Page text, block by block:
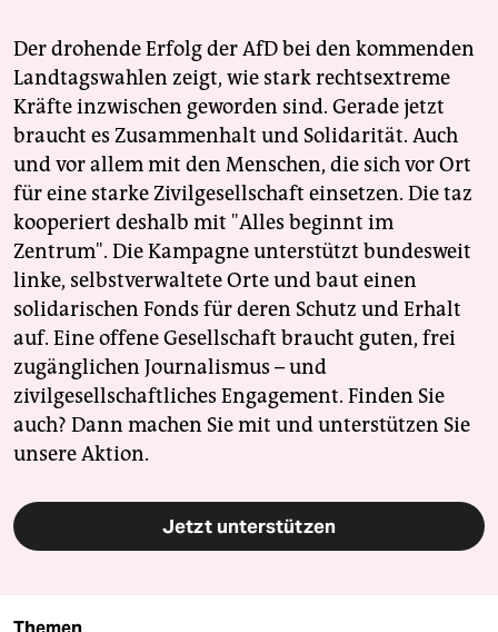
Der drohende Erfolg der AfD bei den kommenden
Landtagswahlen zeigt, wie stark rechtsextreme
Kräfte inzwischen geworden sind. Gerade jetzt
braucht es Zusammenhalt und Solidarität. Auch
und vor allem mit den Menschen, die sich vor Ort
für eine starke Zivilgesellschaft einsetzen. Die taz
kooperiert deshalb mit "Alles beginnt im
Zentrum". Die Kampagne unterstützt bundesweit
linke, selbstverwaltete Orte und baut einen
solidarischen Fonds für deren Schutz und Erhalt
auf. Eine offene Gesellschaft braucht guten, frei
zugänglichen Journalismus – und
zivilgesellschaftliches Engagement. Finden Sie
auch? Dann machen Sie mit und unterstützen Sie
unsere Aktion.
Jetzt unterstützen